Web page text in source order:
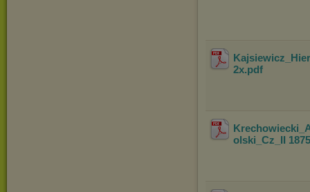
2x.pdf
olski_Cz_II 1875